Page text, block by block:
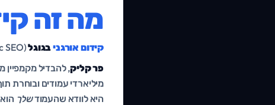
מה זה
קידום אורגניבגוגל(Organic SEO) הוא אוסף הפעולות שגורמות לעמוד שלך להופיע גבוה בתוצאות החיפוש
פר קליק, להבדיל
מיליארדי עמודים ובוחרת
היא לוודא שהעמודשלך